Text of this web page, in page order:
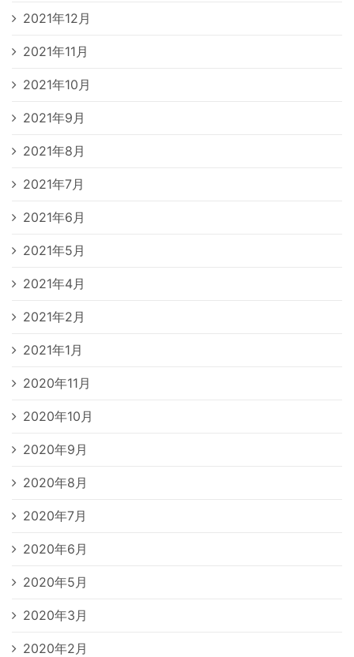
2021年12月
2021年11月
2021年10月
2021年9月
2021年8月
2021年7月
2021年6月
2021年5月
2021年4月
2021年2月
2021年1月
2020年11月
2020年10月
2020年9月
2020年8月
2020年7月
2020年6月
2020年5月
2020年3月
2020年2月